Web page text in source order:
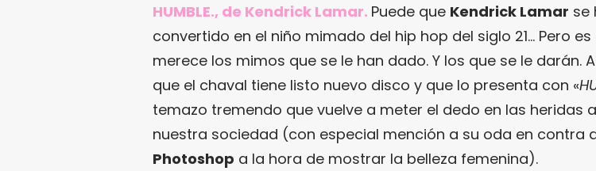
HUMBLE., de Kendrick Lamar. Puede que Kendrick Lamar se
convertido en el niño mimado del hip hop del siglo 21… Pero
merece los mimos que se le han dado. Y los que se le darán.
que el chaval tiene listo nuevo disco y que lo presenta con «
temazo tremendo que vuelve a meter el dedo en las heridas
nuestra sociedad (con especial mención a su oda en contra
Photoshop a la hora de mostrar la belleza femenina).